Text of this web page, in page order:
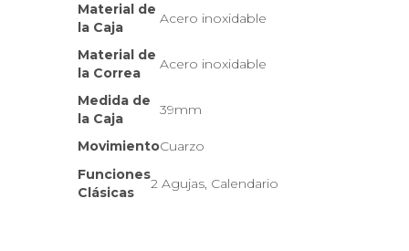
Material de
la Caja
Acero inoxidable
Material de
la Correa
Acero inoxidable
Medida de
la Caja
39mm
MovimientoCuarzo
Funciones
Clásicas
2 Agujas, Calendario